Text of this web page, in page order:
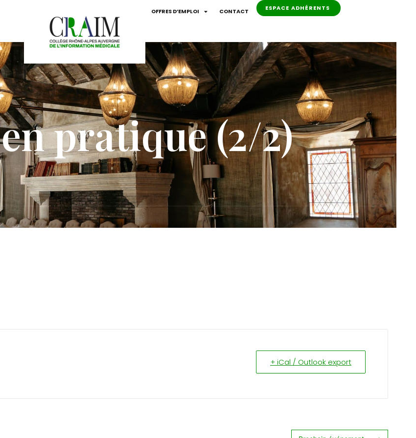
OFFRES D’EMPLOI CONTACT ESPACE ADHÉRENTS
pratique (2/2)
+ iCal / Outlook export